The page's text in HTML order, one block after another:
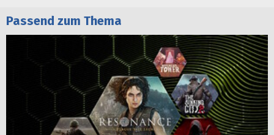
Passend zum Thema